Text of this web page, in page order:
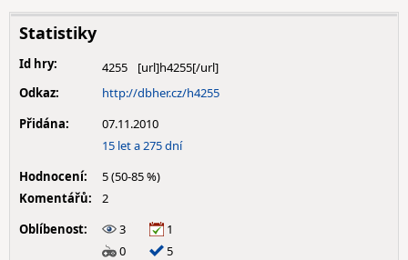
Statistiky
Id hry:
4255
Odkaz:
http://dbher.cz/h4255
Přidána:
07.11.2010
15 let a 275 dní
Hodnocení:
5 (50-85 %)
Komentářů:
2
Oblíbenost:
3
1
0
5